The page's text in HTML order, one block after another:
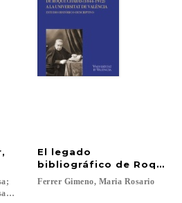
Esquilache Martí, Ferrán...
El legado
bibliográfico de Roque
Ferrer Gimeno, Maria Rosario